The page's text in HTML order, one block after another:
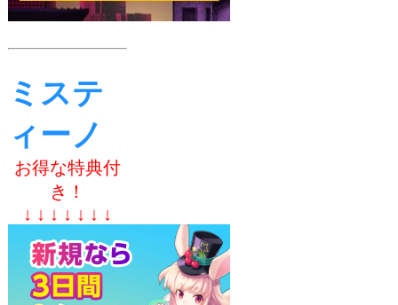
ミステ
ィーノ
お得な特典付
き！
↓ ↓ ↓ ↓ ↓ ↓ ↓